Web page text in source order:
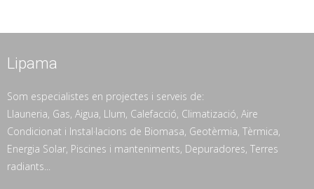
Lipama
Som especialistes en projectes i serveis de:
Llauneria, Gas, Aigua, Llum, Calefacció, Climatizació, Aire
Condicionat i Instal·lacions de Biomasa, Geotèrmia, Tèrmica,
Energia Solar, Piscines i manteniments, Depuradores, Terres
radiants...